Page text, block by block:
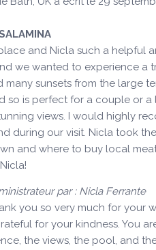
and Nicla such a helpful
we wanted to experience a
many sunsets from the large
so is perfect for a couple or
views. I would highly
during our visit. Nicla took
and where to buy local
par : Nicla Ferrante
you so very much for
for your kindness. You
the views, the pool, and